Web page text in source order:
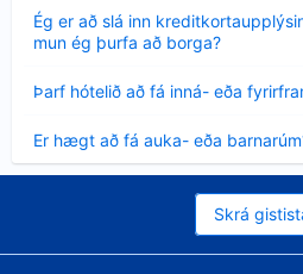
Ég er að slá inn
mun ég þurfa að borga?
Minna
sýnt
Þarf hótelið að fá inná- eða
sýnt
Er hægt að fá auka- eða
sýnt
Skrá